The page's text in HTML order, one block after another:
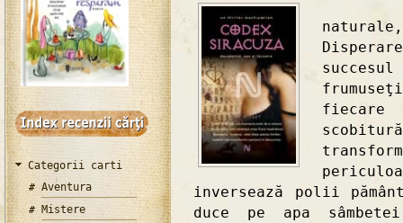
Categorii carti
Aventura
Mistere
inversează polii
duce pe apa